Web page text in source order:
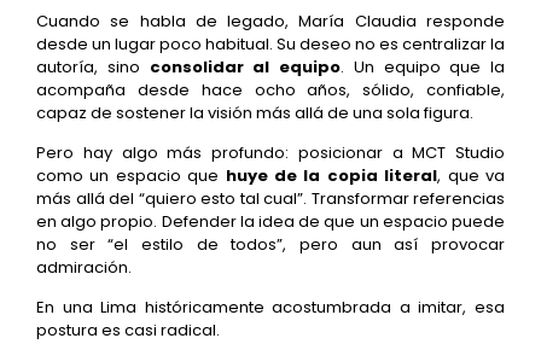
Cuando se habla de legado, María Claudia responde
desde un lugar poco habitual. Su deseo no es centralizar la
autoría, sino consolidar al equipo. Un equipo que la
acompaña desde hace ocho años, sólido, confiable,
capaz de sostener la visión más allá de una sola figura.
Pero hay algo más profundo: posicionar a MCT Studio
como un espacio que huye de la copia literal, que va
más allá del “quiero esto tal cual”. Transformar referencias
en algo propio. Defender la idea de que un espacio puede
no ser “el estilo de todos”, pero aun así provocar
admiración.
En una Lima históricamente acostumbrada a imitar, esa
postura es casi radical.